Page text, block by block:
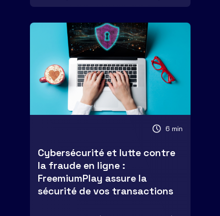
6 min
Cybersécurité et lutte contre
la fraude en ligne :
FreemiumPlay assure la
sécurité de vos transactions